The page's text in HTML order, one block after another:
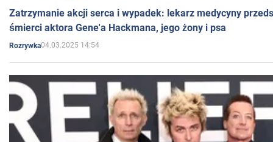
Zatrzymanie akcji serca i wypadek: lekarz medycyny
śmierci aktora Gene'a Hackmana, jego żony i psa
Rozrywka04.03.2025 14:54